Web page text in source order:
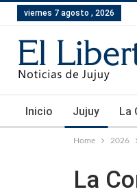
viernes 7 agosto , 2026
Inicio Jujuy La
Home 2026
La